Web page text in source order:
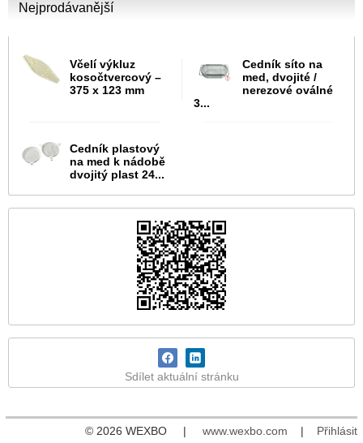
Nejprodávanější
Včelí výkluz
kosočtvercový –
375 x 123 mm
Cedník síto na
med, dvojité /
nerezové oválné
3...
Cedník plastový
na med k nádobě
dvojitý plast 24...
Sdílet aktuální stránku
© 2026 WEXBO | www.wexbo.com | Přihlásit